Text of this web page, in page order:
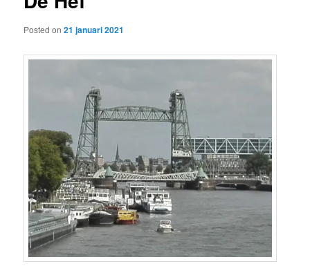
Posted on21 januari 2021